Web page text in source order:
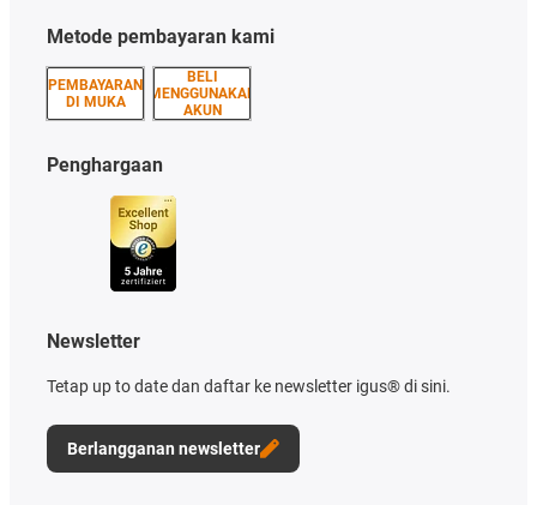
Metode pembayaran kami
PEMBAYARAN
DI MUKA
BELI
MENGGUNAKAN
AKUN
Penghargaan
Newsletter
Tetap up to date dan daftar ke newsletter igus® di sini.
Berlangganan newsletter